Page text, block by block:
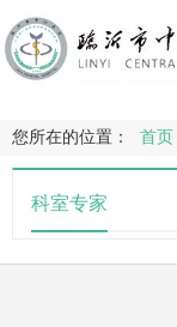
您所在的位置： 首页
科室专家